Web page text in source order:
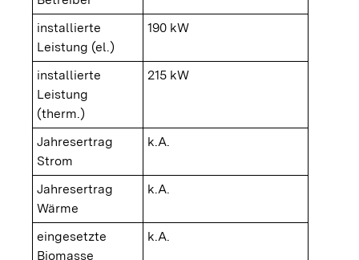
installierte
Leistung (el.)
190 kW
installierte
Leistung
(therm.)
215 kW
Jahresertrag
Strom
k.A.
Jahresertrag
Wärme
k.A.
eingesetzte
Biomasse
k.A.